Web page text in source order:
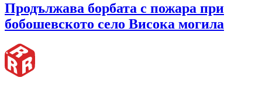
Продължава борбата с пожара при
бобошевското село Висока могила